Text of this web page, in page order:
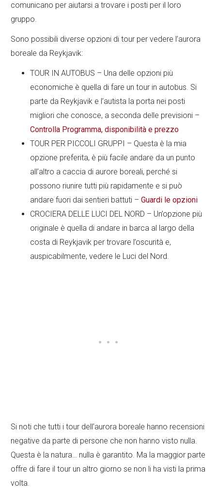
comunicano per aiutarsi a trovare i posti per il loro
gruppo.
Sono possibili diverse opzioni di tour per vedere l’aurora
boreale da Reykjavik:
TOUR IN AUTOBUS – Una delle opzioni più
economiche è quella di fare un tour in autobus. Si
parte da Reykjavik e l’autista la porta nei posti
migliori che conosce, a seconda delle previsioni –
Controlla Programma, disponibilità e prezzo
TOUR PER PICCOLI GRUPPI – Questa è la mia
opzione preferita, è più facile andare da un punto
all’altro a caccia di aurore boreali, perché si
possono riunire tutti più rapidamente e si può
andare fuori dai sentieri battuti –Guardi le opzioni
CROCIERA DELLE LUCI DEL NORD – Un’opzione più
originale è quella di andare in barca al largo della
costa di Reykjavik per trovare l’oscurità e,
auspicabilmente, vedere le Luci del Nord.
Si noti che tutti i tour dell’aurora boreale hanno recensioni
negative da parte di persone che non hanno visto nulla.
Questa è la natura… nulla è garantito. Ma la maggior parte
offre di fare il tour un altro giorno se non li ha visti la prima
volta.